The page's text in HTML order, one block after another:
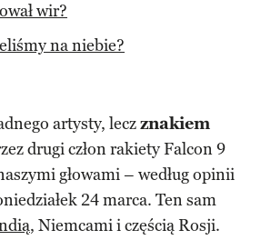
wir?
na niebie?
artysty, leczznakiem
drugi człon rakiety Falcon 9
głowami – według opinii
24 marca. Ten sam
, Niemcami i częścią Rosji.